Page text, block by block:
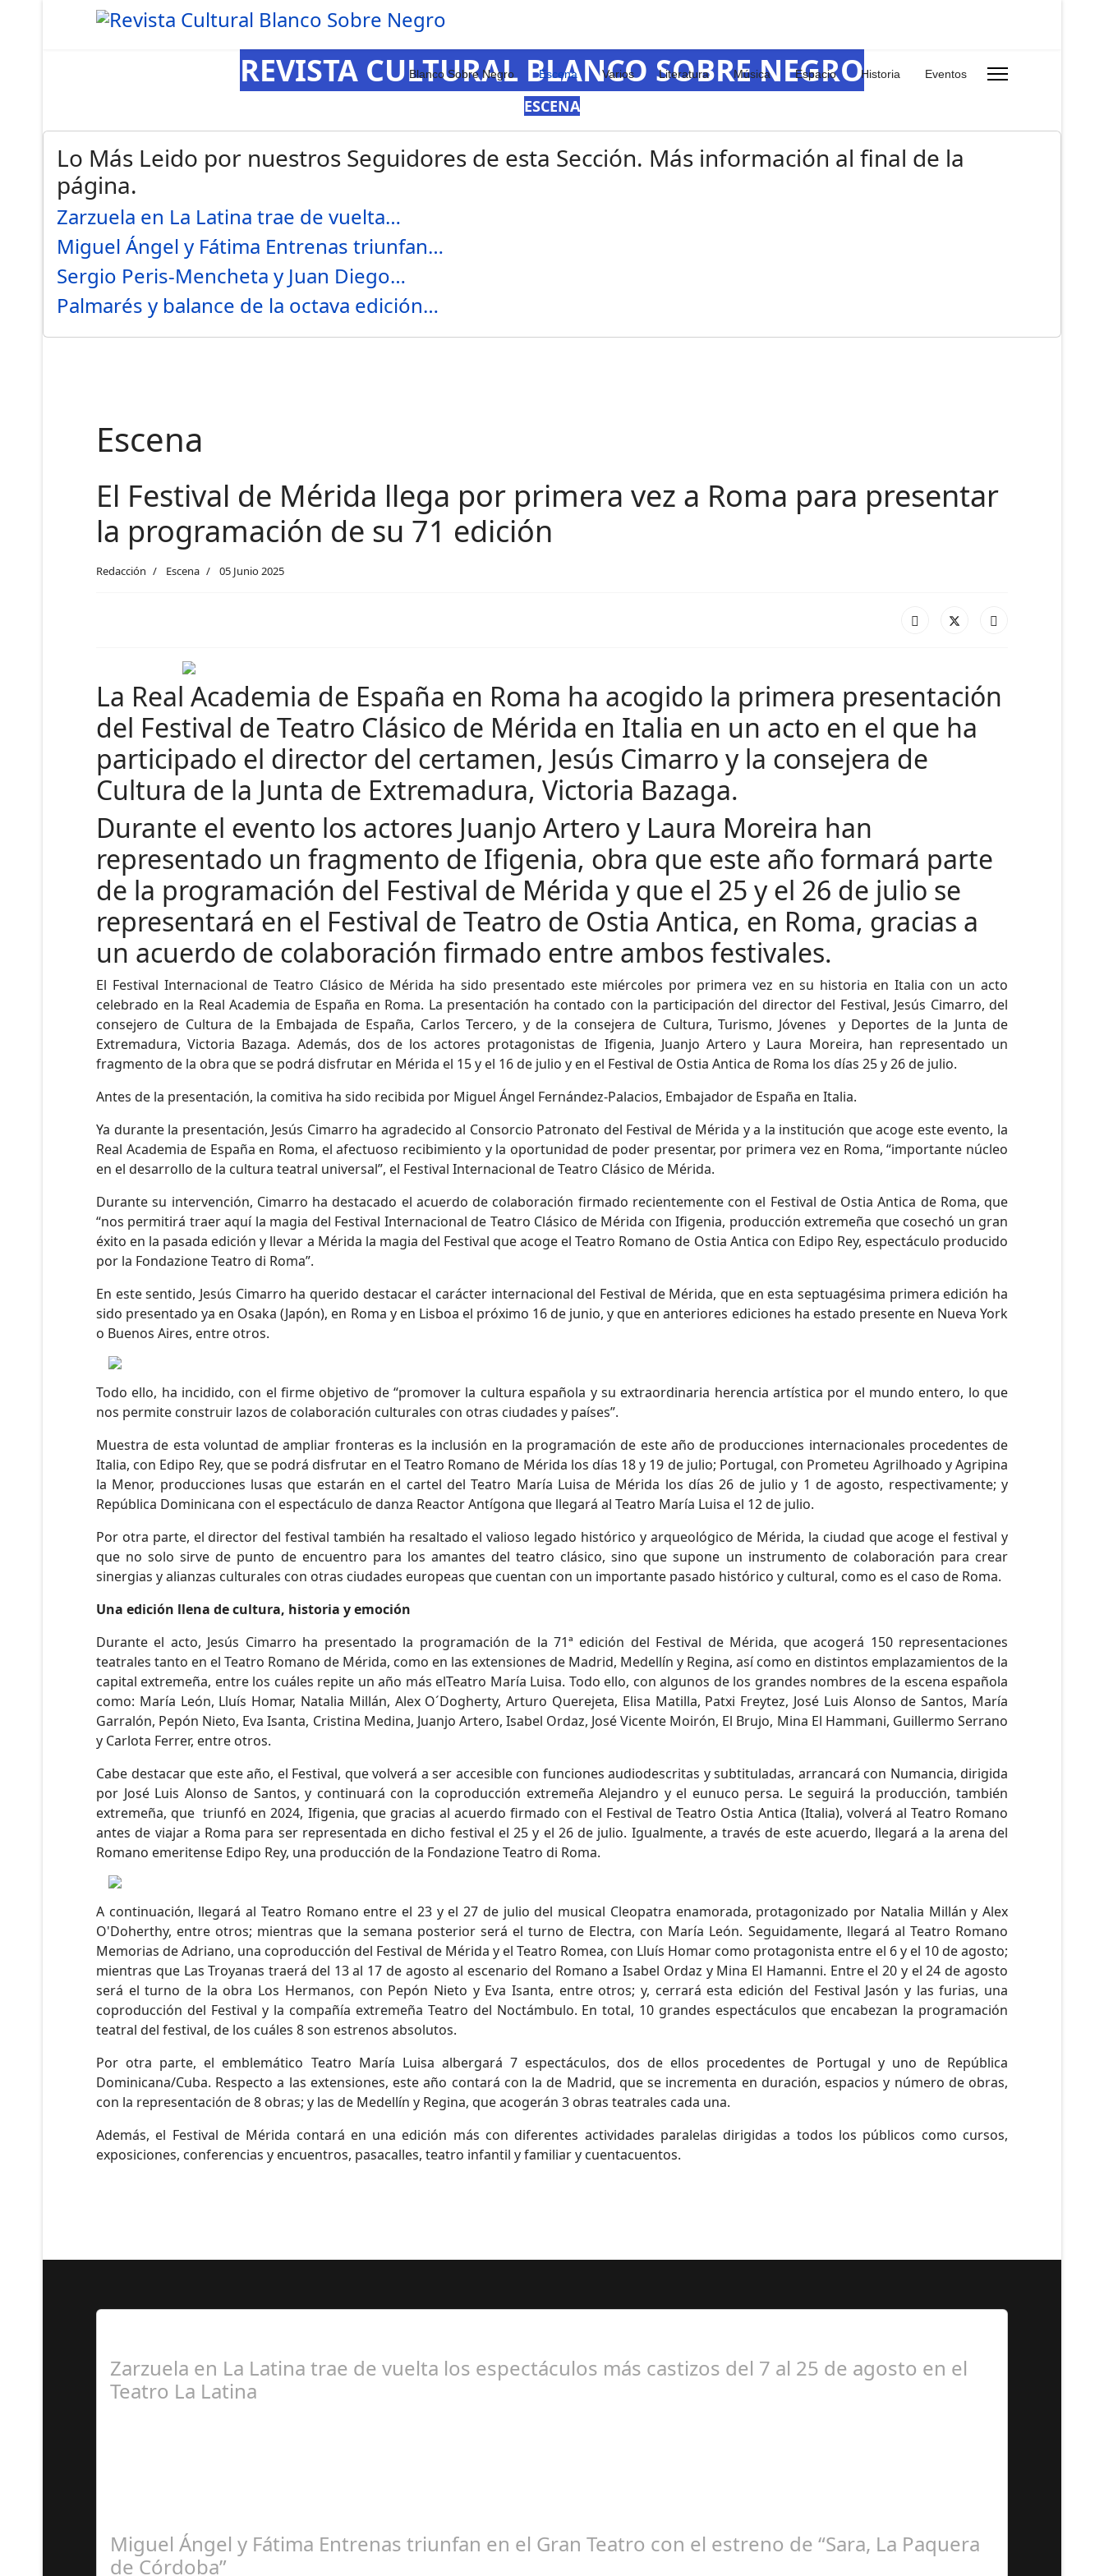
Blanco Sobre Negro Escena Varios Literatura Música Espacio Historia Eventos
REVISTA CULTURAL BLANCO SOBRE NEGRO
ESCENA
Lo Más Leido por nuestros Seguidores de esta Sección. Más información al final de la
página.
Zarzuela en La Latina trae de vuelta…
Miguel Ángel y Fátima Entrenas triunfan…
Sergio Peris-Mencheta y Juan Diego…
Palmarés y balance de la octava edición…
Escena
El Festival de Mérida llega por primera vez a Roma para presentar
la programación de su 71 edición
Redacción Escena 05 Junio 2025
La Real Academia de España en Roma ha acogido la primera presentación
del Festival de Teatro Clásico de Mérida en Italia en un acto en el que ha
participado el director del certamen, Jesús Cimarro y la consejera de
Cultura de la Junta de Extremadura, Victoria Bazaga.
Durante el evento los actores Juanjo Artero y Laura Moreira han
representado un fragmento de Ifigenia, obra que este año formará parte
de la programación del Festival de Mérida y que el 25 y el 26 de julio se
representará en el Festival de Teatro de Ostia Antica, en Roma, gracias a
un acuerdo de colaboración firmado entre ambos festivales.
El Festival Internacional de Teatro Clásico de Mérida ha sido presentado este miércoles por primera vez en su historia en Italia con un acto
celebrado en la Real Academia de España en Roma. La presentación ha contado con la participación del director del Festival, Jesús Cimarro, del
consejero de Cultura de la Embajada de España, Carlos Tercero, y de la consejera de Cultura, Turismo, Jóvenes y Deportes de la Junta de
Extremadura, Victoria Bazaga. Además, dos de los actores protagonistas de Ifigenia, Juanjo Artero y Laura Moreira, han representado un
fragmento de la obra que se podrá disfrutar en Mérida el 15 y el 16 de julio y en el Festival de Ostia Antica de Roma los días 25 y 26 de julio.
Antes de la presentación, la comitiva ha sido recibida por Miguel Ángel Fernández-Palacios, Embajador de España en Italia.
Ya durante la presentación, Jesús Cimarro ha agradecido al Consorcio Patronato del Festival de Mérida y a la institución que acoge este evento, la
Real Academia de España en Roma, el afectuoso recibimiento y la oportunidad de poder presentar, por primera vez en Roma, “importante núcleo
en el desarrollo de la cultura teatral universal”, el Festival Internacional de Teatro Clásico de Mérida.
Durante su intervención, Cimarro ha destacado el acuerdo de colaboración firmado recientemente con el Festival de Ostia Antica de Roma, que
“nos permitirá traer aquí la magia del Festival Internacional de Teatro Clásico de Mérida con Ifigenia, producción extremeña que cosechó un gran
éxito en la pasada edición y llevar a Mérida la magia del Festival que acoge el Teatro Romano de Ostia Antica con Edipo Rey, espectáculo producido
por la Fondazione Teatro di Roma”.
En este sentido, Jesús Cimarro ha querido destacar el carácter internacional del Festival de Mérida, que en esta septuagésima primera edición ha
sido presentado ya en Osaka (Japón), en Roma y en Lisboa el próximo 16 de junio, y que en anteriores ediciones ha estado presente en Nueva York
o Buenos Aires, entre otros.
Todo ello, ha incidido, con el firme objetivo de “promover la cultura española y su extraordinaria herencia artística por el mundo entero, lo que
nos permite construir lazos de colaboración culturales con otras ciudades y países”.
Muestra de esta voluntad de ampliar fronteras es la inclusión en la programación de este año de producciones internacionales procedentes de
Italia, con Edipo Rey, que se podrá disfrutar en el Teatro Romano de Mérida los días 18 y 19 de julio; Portugal, con Prometeu Agrilhoado y Agripina
la Menor, producciones lusas que estarán en el cartel del Teatro María Luisa de Mérida los días 26 de julio y 1 de agosto, respectivamente; y
República Dominicana con el espectáculo de danza Reactor Antígona que llegará al Teatro María Luisa el 12 de julio.
Por otra parte, el director del festival también ha resaltado el valioso legado histórico y arqueológico de Mérida, la ciudad que acoge el festival y
que no solo sirve de punto de encuentro para los amantes del teatro clásico, sino que supone un instrumento de colaboración para crear
sinergias y alianzas culturales con otras ciudades europeas que cuentan con un importante pasado histórico y cultural, como es el caso de Roma.
Una edición llena de cultura, historia y emoción
Durante el acto, Jesús Cimarro ha presentado la programación de la 71ª edición del Festival de Mérida, que acogerá 150 representaciones
teatrales tanto en el Teatro Romano de Mérida, como en las extensiones de Madrid, Medellín y Regina, así como en distintos emplazamientos de la
capital extremeña, entre los cuáles repite un año más elTeatro María Luisa. Todo ello, con algunos de los grandes nombres de la escena española
como: María León, Lluís Homar, Natalia Millán, Alex O´Dogherty, Arturo Querejeta, Elisa Matilla, Patxi Freytez, José Luis Alonso de Santos, María
Garralón, Pepón Nieto, Eva Isanta, Cristina Medina, Juanjo Artero, Isabel Ordaz, José Vicente Moirón, El Brujo, Mina El Hammani, Guillermo Serrano
y Carlota Ferrer, entre otros.
Cabe destacar que este año, el Festival, que volverá a ser accesible con funciones audiodescritas y subtituladas, arrancará con Numancia, dirigida
por José Luis Alonso de Santos, y continuará con la coproducción extremeña Alejandro y el eunuco persa. Le seguirá la producción, también
extremeña, que triunfó en 2024, Ifigenia, que gracias al acuerdo firmado con el Festival de Teatro Ostia Antica (Italia), volverá al Teatro Romano
antes de viajar a Roma para ser representada en dicho festival el 25 y el 26 de julio. Igualmente, a través de este acuerdo, llegará a la arena del
Romano emeritense Edipo Rey, una producción de la Fondazione Teatro di Roma.
A continuación, llegará al Teatro Romano entre el 23 y el 27 de julio del musical Cleopatra enamorada, protagonizado por Natalia Millán y Alex
O'Doherthy, entre otros; mientras que la semana posterior será el turno de Electra, con María León. Seguidamente, llegará al Teatro Romano
Memorias de Adriano, una coproducción del Festival de Mérida y el Teatro Romea, con Lluís Homar como protagonista entre el 6 y el 10 de agosto;
mientras que Las Troyanas traerá del 13 al 17 de agosto al escenario del Romano a Isabel Ordaz y Mina El Hamanni. Entre el 20 y el 24 de agosto
será el turno de la obra Los Hermanos, con Pepón Nieto y Eva Isanta, entre otros; y, cerrará esta edición del Festival Jasón y las furias, una
coproducción del Festival y la compañía extremeña Teatro del Noctámbulo. En total, 10 grandes espectáculos que encabezan la programación
teatral del festival, de los cuáles 8 son estrenos absolutos.
Por otra parte, el emblemático Teatro María Luisa albergará 7 espectáculos, dos de ellos procedentes de Portugal y uno de República
Dominicana/Cuba. Respecto a las extensiones, este año contará con la de Madrid, que se incrementa en duración, espacios y número de obras,
con la representación de 8 obras; y las de Medellín y Regina, que acogerán 3 obras teatrales cada una.
Además, el Festival de Mérida contará en una edición más con diferentes actividades paralelas dirigidas a todos los públicos como cursos,
exposiciones, conferencias y encuentros, pasacalles, teatro infantil y familiar y cuentacuentos.
Zarzuela en La Latina trae de vuelta los espectáculos más castizos del 7 al 25 de agosto en el
Teatro La Latina
Miguel Ángel y Fátima Entrenas triunfan en el Gran Teatro con el estreno de “Sara, La Paquera
de Córdoba”